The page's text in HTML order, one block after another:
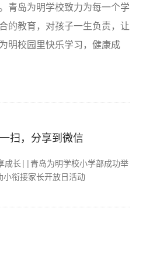
青岛为明学校致力为每一个学
的教育，对孩子一生负责，让
明校园里快乐学习，健康成
扫，分享到微信